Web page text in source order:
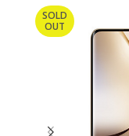
SOLD
OUT